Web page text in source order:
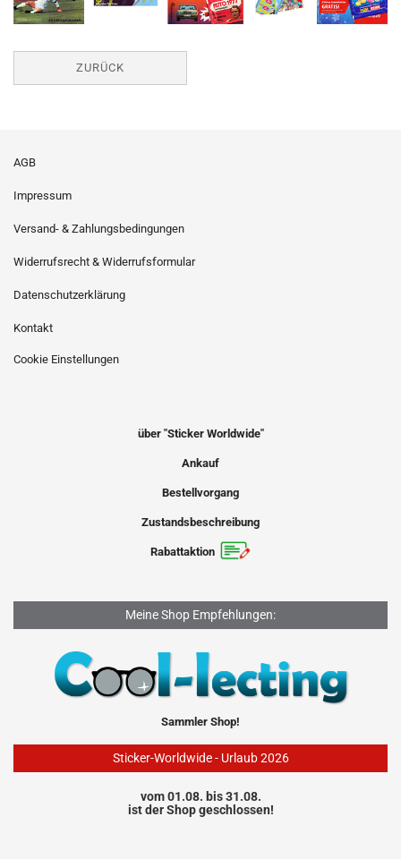
ZURÜCK
AGB
Impressum
Versand- & Zahlungsbedingungen
Widerrufsrecht & Widerrufsformular
Datenschutzerklärung
Kontakt
Cookie Einstellungen
über "Sticker Worldwide"
Ankauf
Bestellvorgang
Zustandsbeschreibung
Rabattaktion
Meine Shop Empfehlungen:
Sammler Shop!
Sticker-Worldwide - Urlaub 2026
vom 01.08. bis 31.08.
ist der Shop geschlossen!